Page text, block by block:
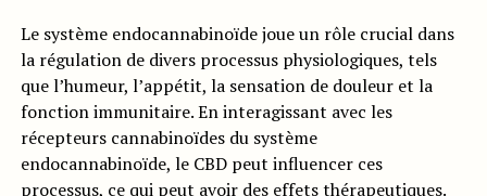
Le système endocannabinoïde joue un rôle crucial dans
la régulation de divers processus physiologiques, tels
que l’humeur, l’appétit, la sensation de douleur et la
fonction immunitaire. En interagissant avec les
récepteurs cannabinoïdes du système
endocannabinoïde, le CBD peut influencer ces
processus, ce qui peut avoir des effets thérapeutiques.